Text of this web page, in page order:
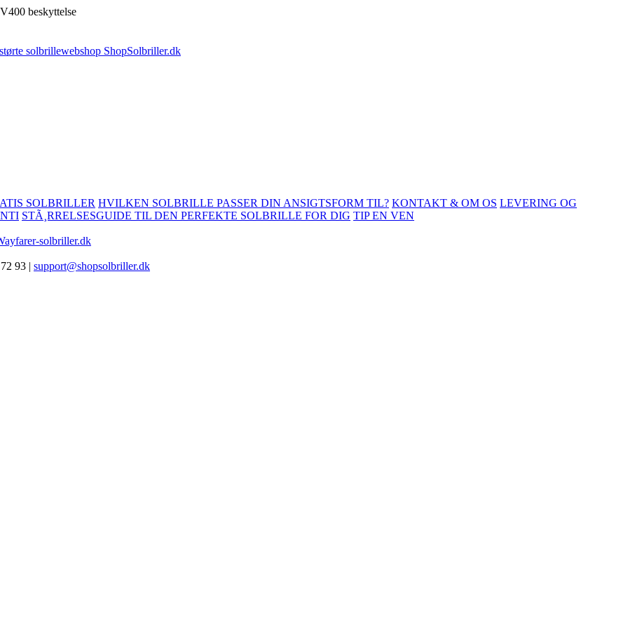
beskyttelse
SOLBRILLER HVILKEN SOLBRILLE PASSER DIN ANSIGTSFORM TIL? KONTAKT & OM OS LEVERING OG
STÃ¸RRELSESGUIDE TIL DEN PERFEKTE SOLBRILLE FOR DIG TIP EN VEN
solbriller.dk
93 | support@shopsolbriller.dk